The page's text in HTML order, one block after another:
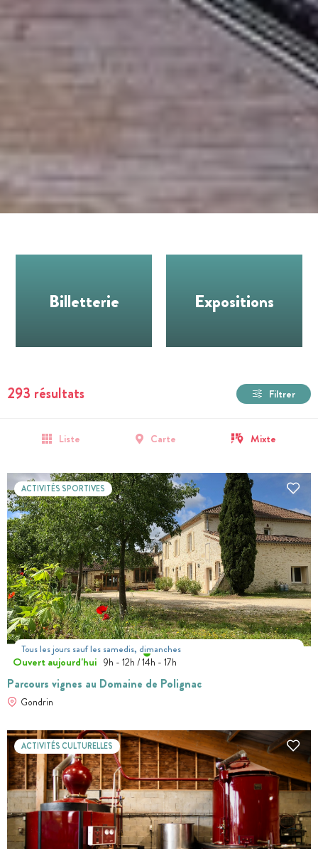
Billetterie Expositions
293 résultats Filtrer
Liste Carte Mixte
Tous les jours sauf les samedis, dimanches
ACTIVITÉS SPORTIVES
Ouvert aujourd'hui 9h - 12h / 14h - 17h
Parcours vignes au Domaine de Polignac
Gondrin
ACTIVITÉS CULTURELLES